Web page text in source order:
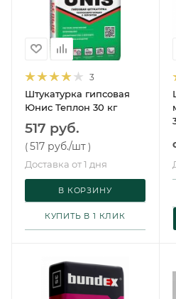
3
Штукатурка гипсовая
Юнис Теплон 30 кг
517 руб.
(517 руб./шт)
Доставка от 1 дня
В КОРЗИНУ
КУПИТЬ В 1 КЛИК